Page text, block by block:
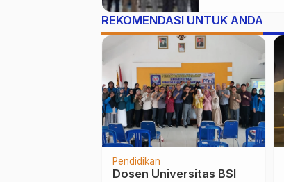
REKOMENDASI UNTUK ANDA
Pendidikan
Peran Inovasi dalam